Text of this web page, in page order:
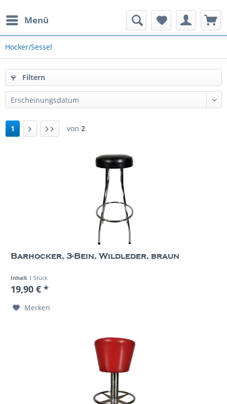
Menü
Hocker/Sessel
Spielautomaten
Filtern
1 von 2
Barhocker, 3-Bein, Wildleder, braun
Inhalt 1 Stück
19,90 € *
Merken